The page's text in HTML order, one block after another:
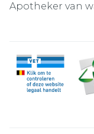
Apotheker van